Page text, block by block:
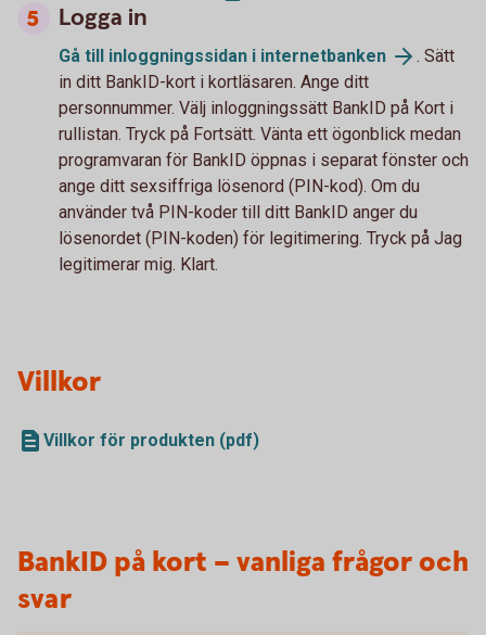
Logga in
Gå till inloggningssidan i internetbanken
. Sätt
in ditt BankID-kort i kortläsaren. Ange ditt
personnummer. Välj inloggningssätt BankID på Kort i
rullistan. Tryck på Fortsätt. Vänta ett ögonblick medan
programvaran för BankID öppnas i separat fönster och
ange ditt sexsiffriga lösenord (PIN-kod). Om du
använder två PIN-koder till ditt BankID anger du
lösenordet (PIN-koden) för legitimering. Tryck på Jag
legitimerar mig. Klart.
Villkor
Villkor för produkten (pdf)
BankID på kort – vanliga frågor och
svar